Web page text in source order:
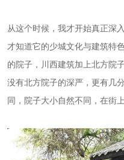
从这个时候，我才开始真正深
才知道它的少城文化与建筑特
的院子，川西建筑加上北方院
没有北方院子的深严，更有几
同，院子大小自然不同，在街